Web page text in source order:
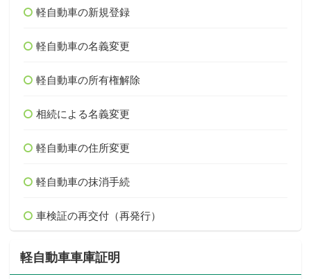
軽自動車の新規登録
軽自動車の名義変更
軽自動車の所有権解除
相続による名義変更
軽自動車の住所変更
軽自動車の抹消手続
車検証の再交付（再発行）
軽自動車車庫証明